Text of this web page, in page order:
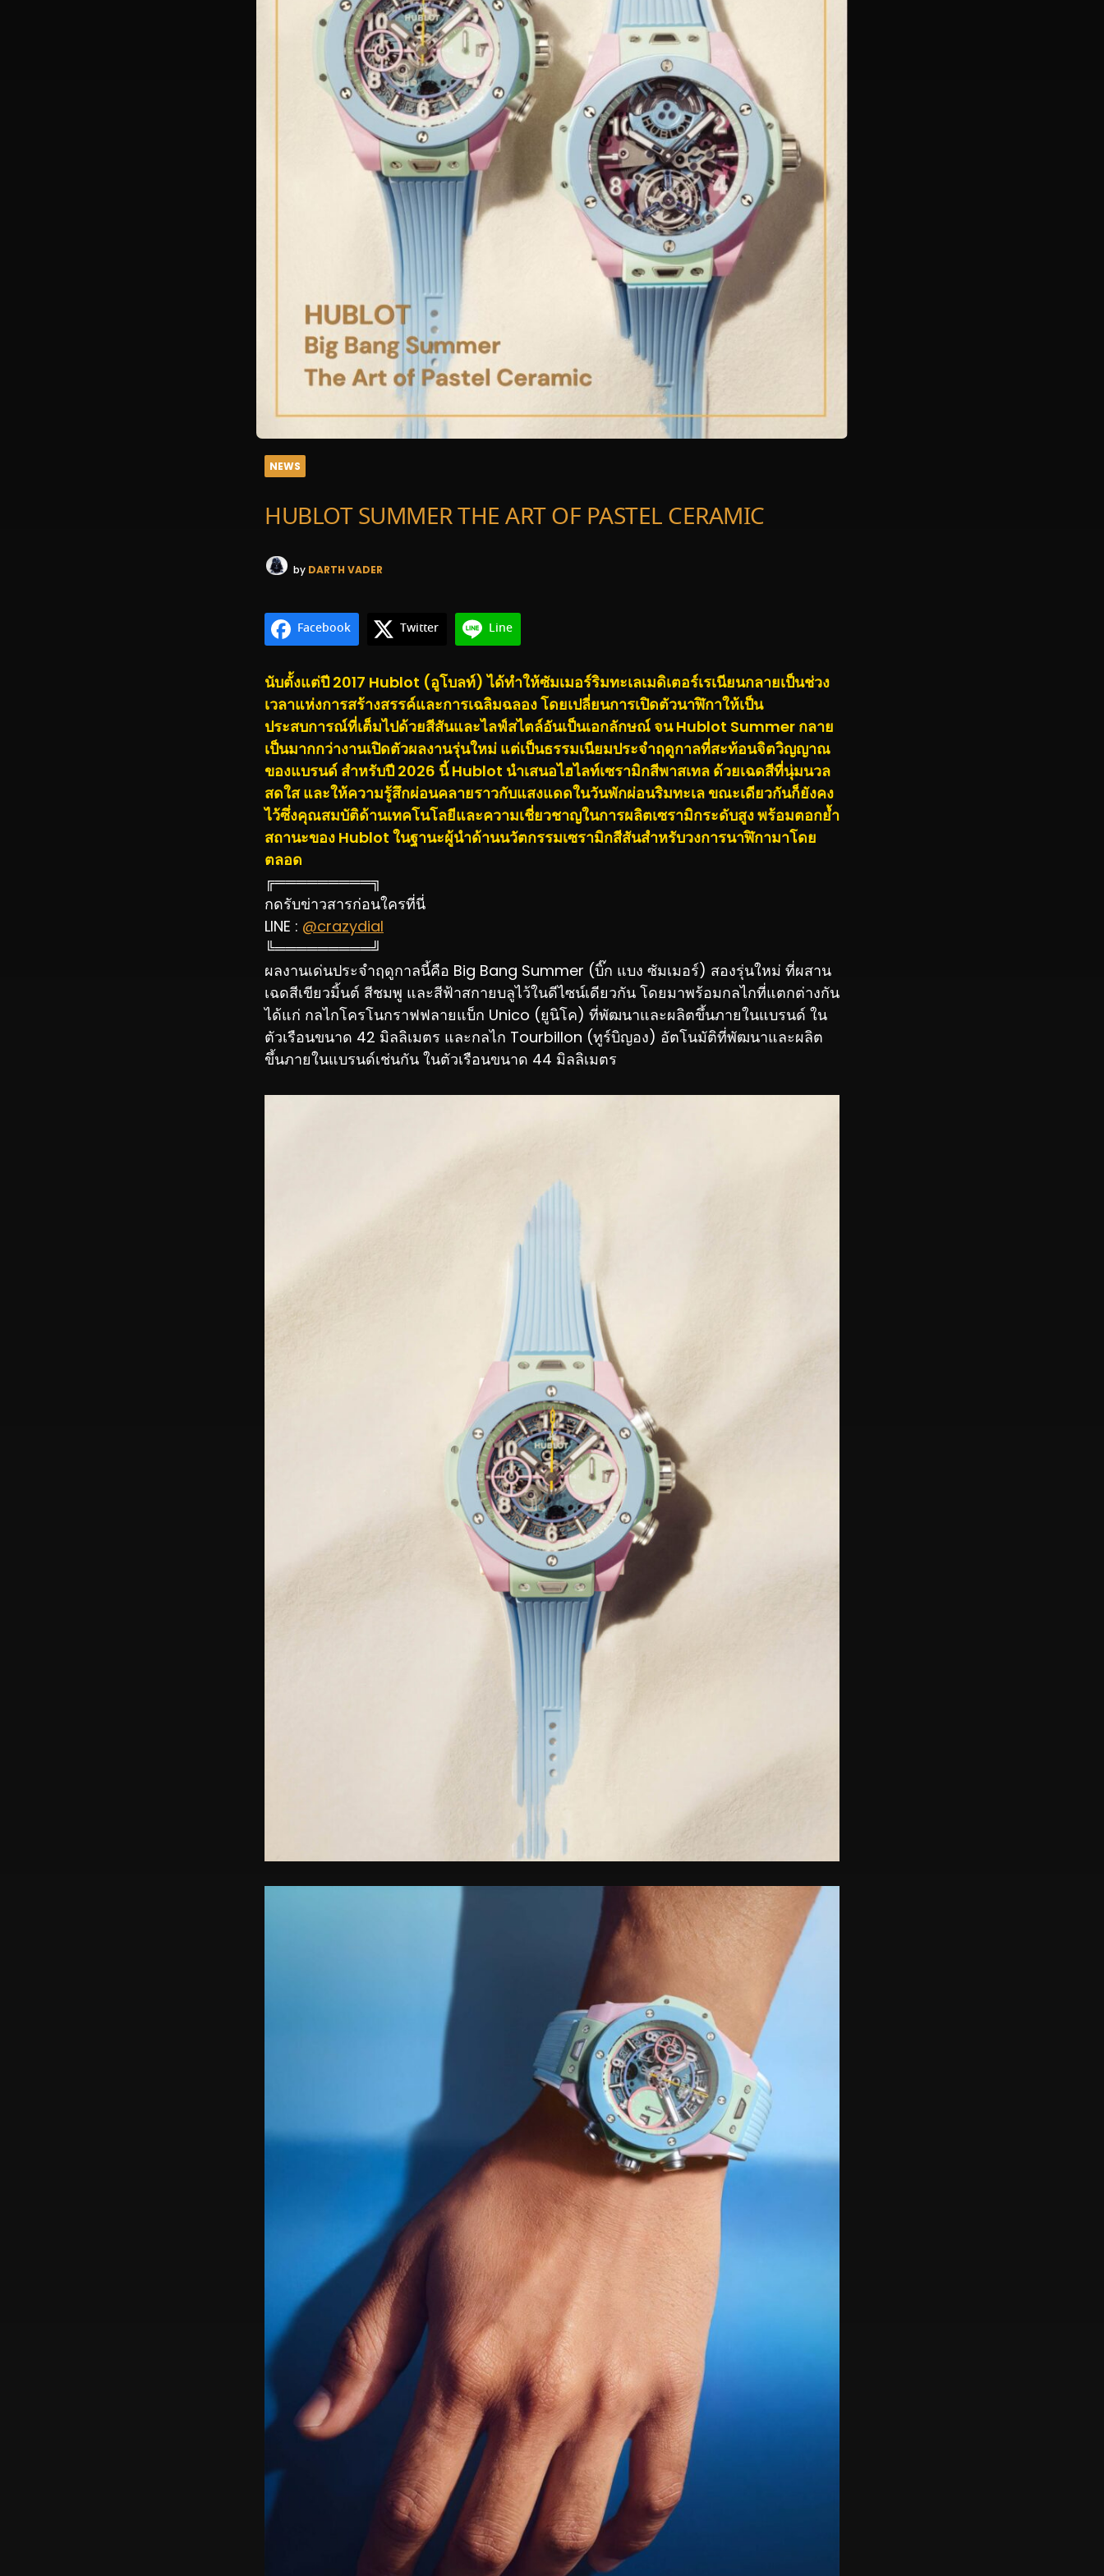
NEWS
HUBLOT SUMMER THE ART OF PASTEL CERAMIC
by DARTH VADER
Facebook Twitter Line
นับตั้งแต่ปี 2017 Hublot (อูโบลท์) ได้ทำให้ซัมเมอร์ริมทะเลเมดิเตอร์เรเนียนกลายเป็นช่วง
เวลาแห่งการสร้างสรรค์และการเฉลิมฉลอง โดยเปลี่ยนการเปิดตัวนาฬิกาให้เป็น
ประสบการณ์ที่เต็มไปด้วยสีสันและไลฟ์สไตล์อันเป็นเอกลักษณ์ จน Hublot Summer กลาย
เป็นมากกว่างานเปิดตัวผลงานรุ่นใหม่ แต่เป็นธรรมเนียมประจำฤดูกาลที่สะท้อนจิตวิญญาณ
ของแบรนด์ สำหรับปี 2026 นี้ Hublot นำเสนอไฮไลท์เซรามิกสีพาสเทล ด้วยเฉดสีที่นุ่มนวล
สดใส และให้ความรู้สึกผ่อนคลายราวกับแสงแดดในวันพักผ่อนริมทะเล ขณะเดียวกันก็ยังคง
ไว้ซึ่งคุณสมบัติด้านเทคโนโลยีและความเชี่ยวชาญในการผลิตเซรามิกระดับสูง พร้อมตอกย้ำ
สถานะของ Hublot ในฐานะผู้นำด้านนวัตกรรมเซรามิกสีสันสำหรับวงการนาฬิกามาโดย
ตลอด
╔═════════╗
กดรับข่าวสารก่อนใครที่นี่
LINE : @crazydial
╚═════════╝
ผลงานเด่นประจำฤดูกาลนี้คือ Big Bang Summer (บิ๊ก แบง ซัมเมอร์) สองรุ่นใหม่ ที่ผสาน
เฉดสีเขียวมิ้นต์ สีชมพู และสีฟ้าสกายบลูไว้ในดีไซน์เดียวกัน โดยมาพร้อมกลไกที่แตกต่างกัน
ได้แก่ กลไกโครโนกราฟฟลายแบ็ก Unico (ยูนิโค) ที่พัฒนาและผลิตขึ้นภายในแบรนด์ ใน
ตัวเรือนขนาด 42 มิลลิเมตร และกลไก Tourbillon (ทูร์บิญอง) อัตโนมัติที่พัฒนาและผลิต
ขึ้นภายในแบรนด์เช่นกัน ในตัวเรือนขนาด 44 มิลลิเมตร